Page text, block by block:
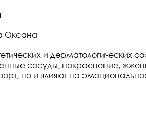
Оксана
и дерматологических
сосуды, покраснение,
но и влияют на